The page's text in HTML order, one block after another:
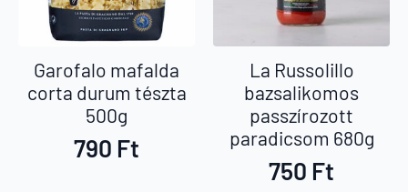
Garofalo mafalda
corta durum tészta
500g
790 Ft
La Russolillo
bazsalikomos
passzírozott
paradicsom 680g
750 Ft